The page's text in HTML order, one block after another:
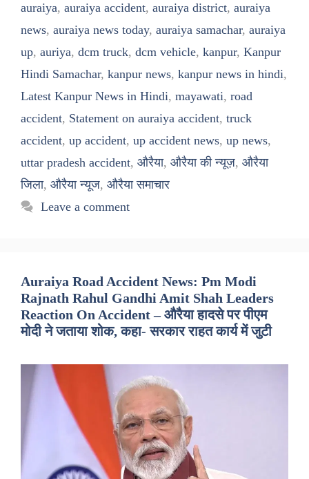
auraiya, auraiya accident, auraiya district, auraiya
news, auraiya news today, auraiya samachar, auraiya
up, auriya, dcm truck, dcm vehicle, kanpur, Kanpur
Hindi Samachar, kanpur news, kanpur news in hindi,
Latest Kanpur News in Hindi, mayawati, road
accident, Statement on auraiya accident, truck
accident, up accident, up accident news, up news,
uttar pradesh accident, औरैया, औरैया की न्यूज़, औरैया
जिला, औरैया न्यूज, औरैया समाचार
Leave a comment
Auraiya Road Accident News: Pm Modi
Rajnath Rahul Gandhi Amit Shah Leaders
Reaction On Accident – औरैया हादसे पर पीएम
मोदी ने जताया शोक, कहा- सरकार राहत कार्य में जुटी